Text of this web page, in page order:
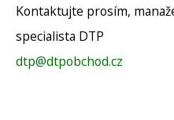
Kontaktujte prosím,
specialista DTP
dtp@dtpobchod.cz